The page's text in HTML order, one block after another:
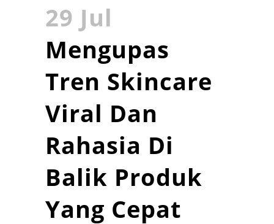
29 Jul
Mengupas
Tren Skincare
Viral Dan
Rahasia Di
Balik Produk
Yang Cepat